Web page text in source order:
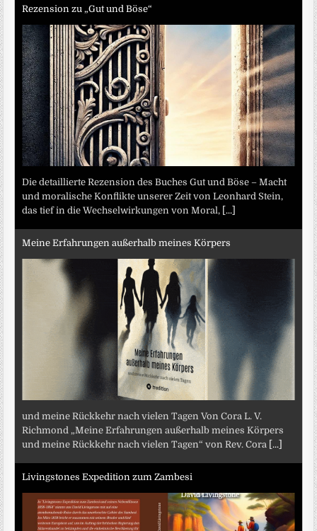
Rezension zu „Gut und Böse“
Die detaillierte Rezension des Buches Gut und Böse – Macht
und moralische Konflikte unserer Zeit von Leonhard Stein,
das tief in die Wechselwirkungen von Moral,
[...]
Meine Erfahrungen außerhalb meines Körpers
und meine Rückkehr nach vielen Tagen Von Cora L. V.
Richmond „Meine Erfahrungen außerhalb meines Körpers
und meine Rückkehr nach vielen Tagen“ von Rev. Cora
[...]
Livingstones Expedition zum Zambesi